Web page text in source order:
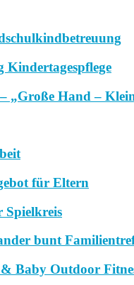
Kindertagespflege
„Große Hand –
für Eltern
Spielkreis
bunt
Baby Outdoor